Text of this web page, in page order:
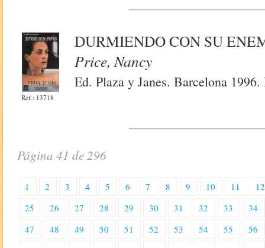
Ref.: 13718
DURMIENDO CON SU
Price, Nancy
Ed. Plaza y Janes. Barcelona
Página 41 de 296
1 2 3 4 5 6 7 8 9 10 11
12
25
26 27 28 29 30 31 32 33
34
47
48 49 50 51 52 53 54 55
56